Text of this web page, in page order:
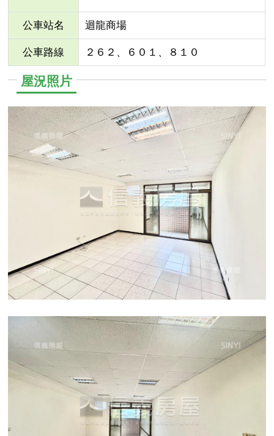
公車站名 迴龍商場
公車路線 ２６２、６０１、８１０
屋況照片